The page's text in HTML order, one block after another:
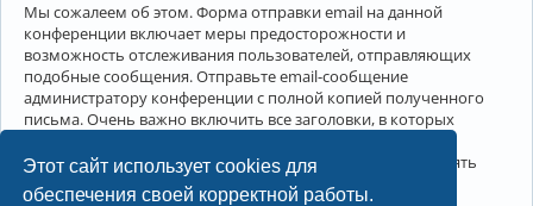
Этот сайт использует cookies для
обеспечения своей корректной работы.
Мы сожалеем об этом. Форма отправки email на данной
конференции включает меры предосторожности и
возможность отслеживания пользователей, отправляющих
подобные сообщения. Отправьте email-сообщение
администратору конференции с полной копией полученного
письма. Очень важно включить все заголовки, в которых
Администратор конференции сможет в этом случае принять
меры.